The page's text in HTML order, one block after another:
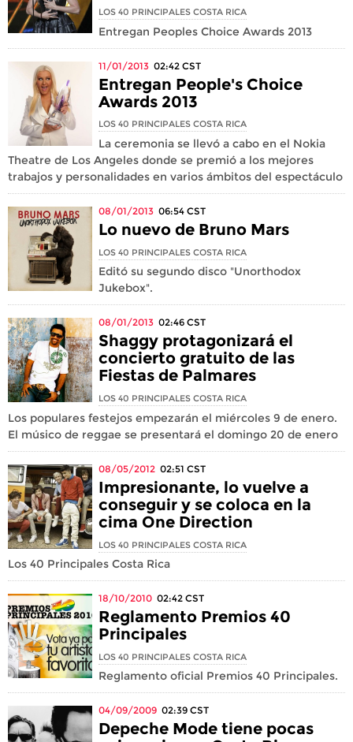
LOS 40 PRINCIPALES COSTA RICA
Entregan Peoples Choice Awards 2013
11/01/2013 02:42 CST
Entregan People's Choice
Awards 2013
LOS 40 PRINCIPALES COSTA RICA
La ceremonia se llevó a cabo en el Nokia
Theatre de Los Angeles donde se premió a los mejores
trabajos y personalidades en varios ámbitos del espectáculo
08/01/2013 06:54 CST
Lo nuevo de Bruno Mars
LOS 40 PRINCIPALES COSTA RICA
Editó su segundo disco "Unorthodox
Jukebox".
08/01/2013 02:46 CST
Shaggy protagonizará el
concierto gratuito de las
Fiestas de Palmares
LOS 40 PRINCIPALES COSTA RICA
Los populares festejos empezarán el miércoles 9 de enero.
El músico de reggae se presentará el domingo 20 de enero
08/05/2012 02:51 CST
Impresionante, lo vuelve a
conseguir y se coloca en la
cima One Direction
LOS 40 PRINCIPALES COSTA RICA
Los 40 Principales Costa Rica
18/10/2010 02:42 CST
Reglamento Premios 40
Principales
LOS 40 PRINCIPALES COSTA RICA
Reglamento oficial Premios 40 Principales.
04/09/2009 02:39 CST
Depeche Mode tiene pocas